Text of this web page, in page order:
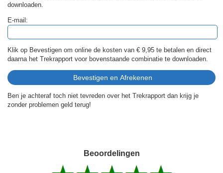
downloaden.
E-mail:
Klik op Bevestigen om online de kosten van € 9,95 te betalen en direct
daarna het Trekrapport voor bovenstaande combinatie te downloaden.
Ben je achteraf toch niet tevreden over het Trekrapport dan krijg je
zonder problemen geld terug!
Beoordelingen